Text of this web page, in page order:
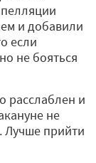
и добавили
если
не бояться
расслаблен и
не
Лучше прийти